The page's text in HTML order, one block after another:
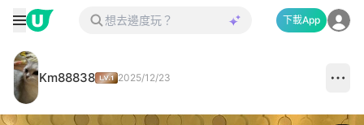
下載App
Km88838 2025/12/23